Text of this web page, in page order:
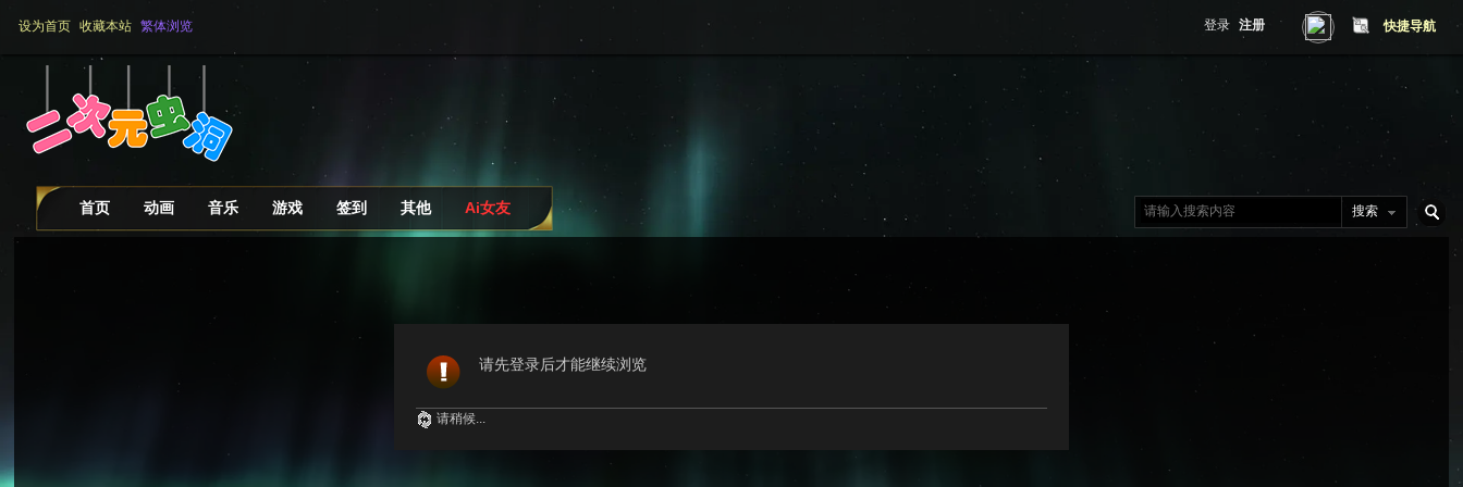
设为首页 收藏本站 繁体浏览 快捷导航
登录 注册
搜索
首页 动画 音乐 游戏 签到 其他 Ai女友
请先登录后才能继续浏览
请稍候...